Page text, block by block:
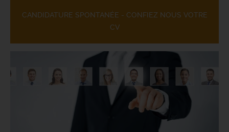
CANDIDATURE SPONTANÉE - CONFIEZ NOUS VOTRE
CV